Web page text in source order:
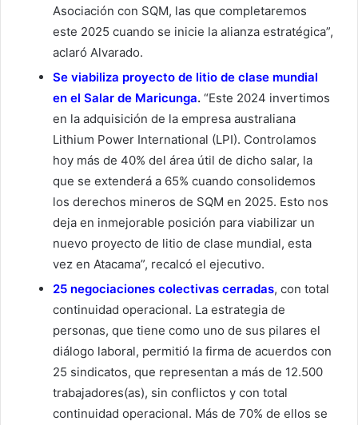
Asociación con SQM, las que completaremos
este 2025 cuando se inicie la alianza estratégica”,
aclaró Alvarado.
Se viabiliza proyecto de litio de clase mundial
en el Salar de Maricunga. “Este 2024 invertimos
en la adquisición de la empresa australiana
Lithium Power International (LPI). Controlamos
hoy más de 40% del área útil de dicho salar, la
que se extenderá a 65% cuando consolidemos
los derechos mineros de SQM en 2025. Esto nos
deja en inmejorable posición para viabilizar un
nuevo proyecto de litio de clase mundial, esta
vez en Atacama”, recalcó el ejecutivo.
25 negociaciones colectivas cerradas, con total
continuidad operacional. La estrategia de
personas, que tiene como uno de sus pilares el
diálogo laboral, permitió la firma de acuerdos con
25 sindicatos, que representan a más de 12.500
trabajadores(as), sin conflictos y con total
continuidad operacional. Más de 70% de ellos se